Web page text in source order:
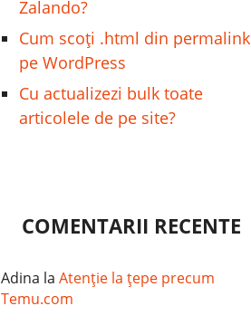
Zalando?
Cum scoți .html din permalink
pe WordPress
Cu actualizezi bulk toate
articolele de pe site?
COMENTARII RECENTE
Adina la Atenție la țepe precum
Temu.com